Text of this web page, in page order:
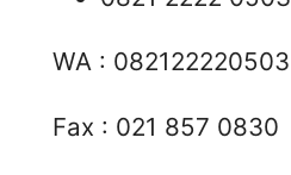
WA : 082122220503
Fax : 021 857 0830